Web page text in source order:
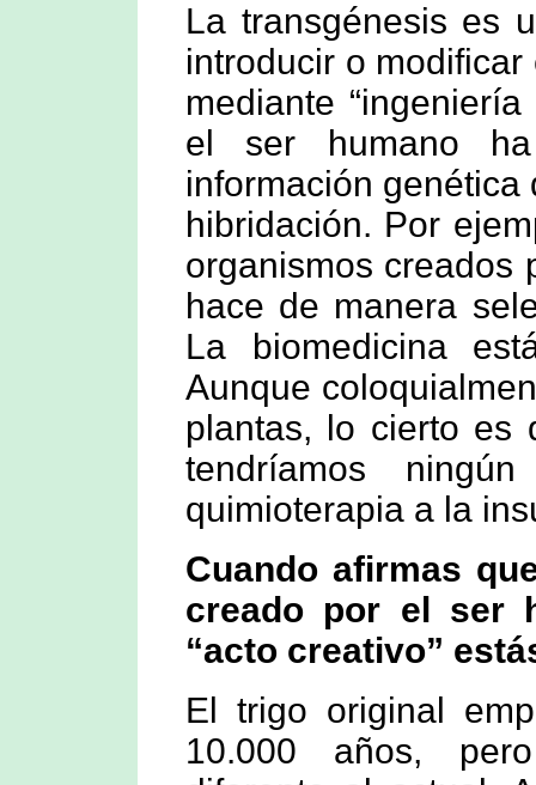
La transgénesis es
introducir o
mediante
el ser humano
información
hibridación. Por
organismos creados
hace de manera
La biomedicina
Aunque
plantas, lo cierto es
tendríamos
quimioterapia a la
Cuando afirmas
creado por el ser
“acto creativo”
El trigo original
10.000 años,